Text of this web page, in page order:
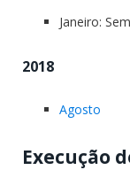
Janeiro:
2018
Agosto
Execução